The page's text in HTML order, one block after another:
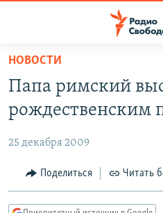
упрощенного
доступа
основному
Вернутся
главной
ПОДКАСТЫ
АВТОРСКИЕ ПРОЕКТЫ
ЦИТАТЫ СВОБОДЫ
МНЕНИЯ
НОВОСТИ
Папа римский
рождественским
25 декабря 2009
Поделиться Читать